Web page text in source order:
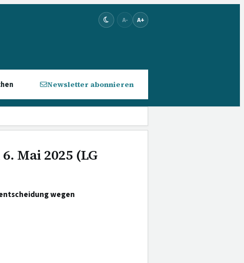
A- A+
Newsletter abonnieren
Mai 2025 (LG
wegen